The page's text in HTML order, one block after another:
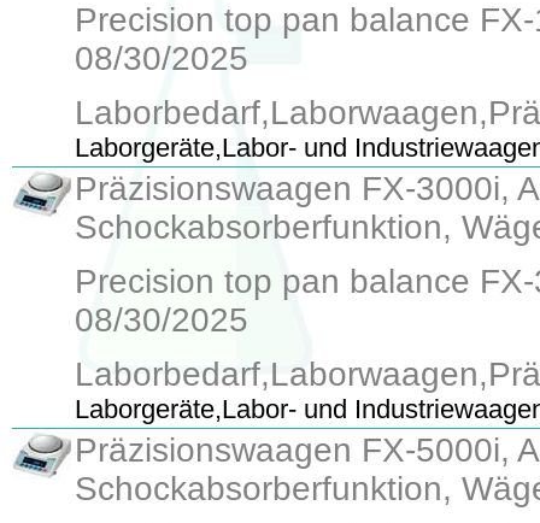
Precision top pan balance
08/30/2025
Laborgeräte,Labor- und
Präzisionswaagen FX-3000i,
Schockabsorberfunktion,
Precision top pan balance
08/30/2025
Laborgeräte,Labor- und
Präzisionswaagen FX-5000i,
Schockabsorberfunktion,